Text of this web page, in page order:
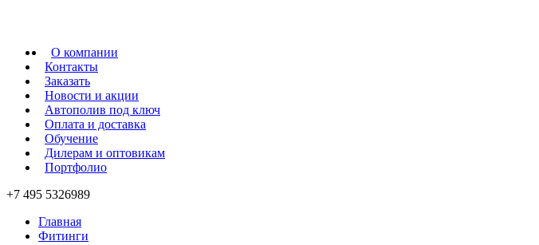
О компании
Контакты
Заказать
Новости и акции
Автополив под ключ
Оплата и доставка
Обучение
Дилерам и оптовикам
Портфолио
+7 495 5326989
Главная
Фитинги